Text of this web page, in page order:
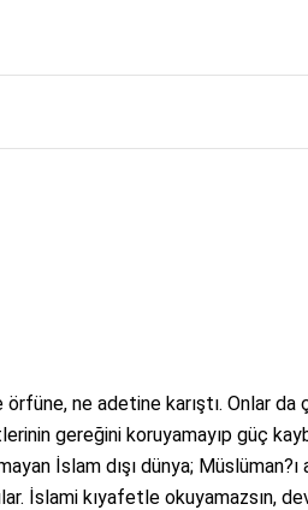
ne adetine karıştı. Onlar da
gereğini koruyamayıp güç
İslam dışı dünya;
İslami kıyafetle okuyamazsın,